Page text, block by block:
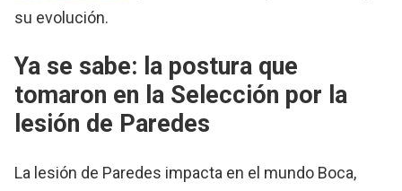
su evolución.
Ya se sabe: la postura que
tomaron en la Selección por la
lesión de Paredes
La lesión de Paredes impacta en el mundo Boca,